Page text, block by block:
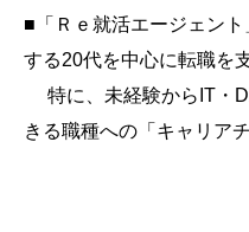
■「Ｒｅ就活エージェン
する20代を中心に転職を
特に、未経験から IT ・
きる職種への「キャリア